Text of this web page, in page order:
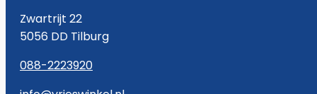
Zwartrijt 22
5056 DD Tilburg
088-2223920